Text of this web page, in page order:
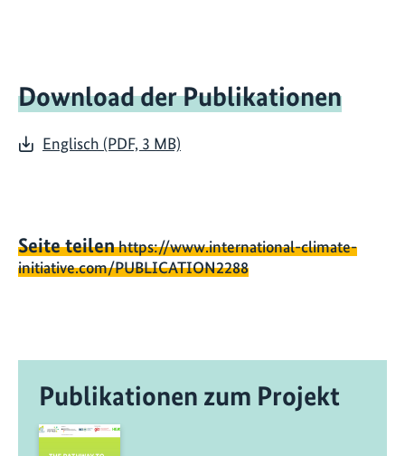
Download der Publikationen
Englisch (PDF, 3 MB)
Seite teilenhttps://www.international-climate-
initiative.com/PUBLICATION2288
Publikationen zum Projekt